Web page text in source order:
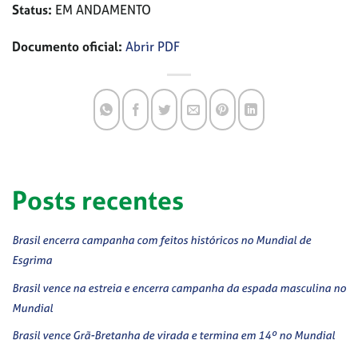
Status: EM ANDAMENTO
Documento oficial: Abrir PDF
Posts recentes
Brasil encerra campanha com feitos históricos no Mundial de
Esgrima
Brasil vence na estreia e encerra campanha da espada masculina no
Mundial
Brasil vence Grã-Bretanha de virada e termina em 14º no Mundial